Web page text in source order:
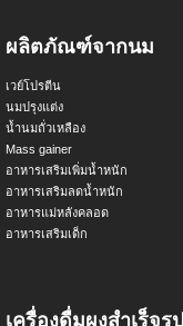
ผลิตภัณฑ์จากนม
เวย์โปรตีน
นมปรุงแต่ง
น้ำนมถั่วเหลือง
Mass gainer
อาหารเสริมเพิ่มน้ำหนัก
อาหารเสริมลดน้ำหนัก
อาหารแม่หลังคลอด
อาหารเสริมเด็ก
เครื่องดื่มผงสำเร็จรูป